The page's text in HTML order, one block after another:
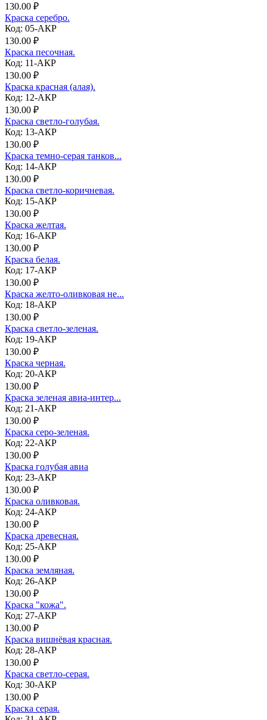
130.00 ₽
Краска серебро.
Код: 05-АКР
130.00 ₽
Краска песочная.
Код: 11-АКР
130.00 ₽
Краска красная (алая).
Код: 12-АКР
130.00 ₽
Краска светло-голубая.
Код: 13-АКР
130.00 ₽
Краска темно-серая танков...
Код: 14-АКР
130.00 ₽
Краска светло-коричневая.
Код: 15-АКР
130.00 ₽
Краска желтая.
Код: 16-АКР
130.00 ₽
Краска белая.
Код: 17-АКР
130.00 ₽
Краска желто-оливковая не...
Код: 18-АКР
130.00 ₽
Краска светло-зеленая.
Код: 19-АКР
130.00 ₽
Краска черная.
Код: 20-АКР
130.00 ₽
Краска зеленая авиа-интер...
Код: 21-АКР
130.00 ₽
Краска серо-зеленая.
Код: 22-АКР
130.00 ₽
Краска голубая авиа
Код: 23-АКР
130.00 ₽
Краска оливковая.
Код: 24-АКР
130.00 ₽
Краска древесная.
Код: 25-АКР
130.00 ₽
Краска земляная.
Код: 26-АКР
130.00 ₽
Краска "кожа".
Код: 27-АКР
130.00 ₽
Краска вишнёвая красная.
Код: 28-АКР
130.00 ₽
Краска светло-серая.
Код: 30-АКР
130.00 ₽
Краска серая.